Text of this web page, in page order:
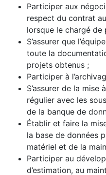
Participer aux
respect du contrat
lorsque le chargé de
S’assurer que
toute la
projets obtenus ;
Participer à
S’assurer de la
régulier avec les
de la banque de
Établir et faire la
la base de données
matériel et de la
Participer au
d’estimation, au